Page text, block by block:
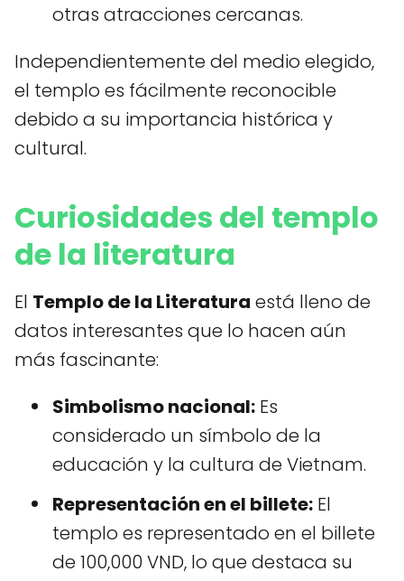
otras atracciones cercanas.
Independientemente del medio elegido,
el templo es fácilmente reconocible
debido a su importancia histórica y
cultural.
Curiosidades del templo
de la literatura
El Templo de la Literatura está lleno de
datos interesantes que lo hacen aún
más fascinante:
Simbolismo nacional: Es
considerado un símbolo de la
educación y la cultura de Vietnam.
Representación en el billete: El
templo es representado en el billete
de 100,000 VND, lo que destaca su